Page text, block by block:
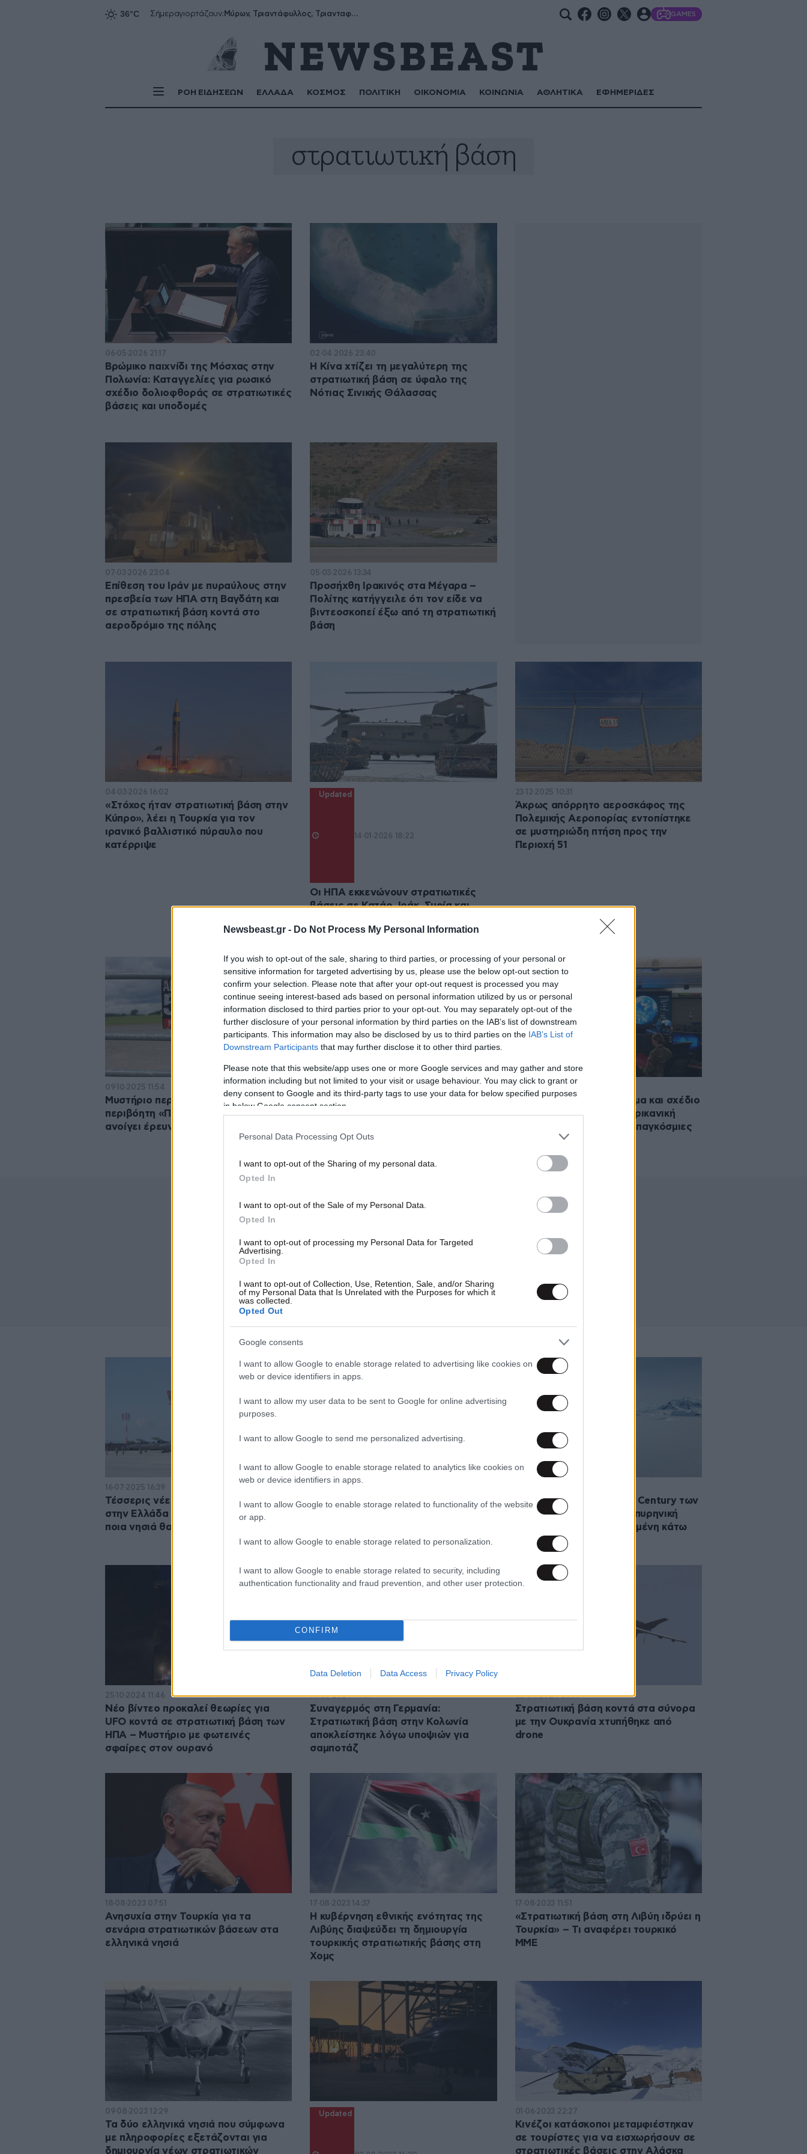
Newsbeast.gr - Do Not Process My Personal Information
If you wish to opt-out of the sale, sharing to third parties, or processing of your personal or
sensitive information for targeted advertising by us, please use the below opt-out section to
confirm your selection. Please note that after your opt-out request is processed you may
continue seeing interest-based ads based on personal information utilized by us or personal
information disclosed to third parties prior to your opt-out. You may separately opt-out of the
further disclosure of your personal information by third parties on the IAB’s list of downstream
participants. This information may also be disclosed by us to third parties on the IAB’s List of
Downstream Participants that may further disclose it to other third parties.
Please note that this website/app uses one or more Google services and may gather and store
information including but not limited to your visit or usage behaviour. You may click to grant or
deny consent to Google and its third-party tags to use your data for below specified purposes
in below Google consent section.
Personal Data Processing Opt Outs
I want to opt-out of the Sharing of my personal data.
Opted In
I want to opt-out of the Sale of my Personal Data.
Opted In
I want to opt-out of processing my Personal Data for Targeted
Advertising.
Opted In
I want to opt-out of Collection, Use, Retention, Sale, and/or Sharing
of my Personal Data that Is Unrelated with the Purposes for which it
was collected.
Opted Out
Google consents
I want to allow Google to enable storage related to advertising like cookies on
web or device identifiers in apps.
I want to allow my user data to be sent to Google for online advertising
purposes.
I want to allow Google to send me personalized advertising.
I want to allow Google to enable storage related to analytics like cookies on
web or device identifiers in apps.
I want to allow Google to enable storage related to functionality of the website
or app.
I want to allow Google to enable storage related to personalization.
I want to allow Google to enable storage related to security, including
authentication functionality and fraud prevention, and other user protection.
CONFIRM
Data Deletion Data Access Privacy Policy
Σήμεραγιορτάζουν: Μύρων, Τριαντάφυλλος, Τριανταφυλλιά, Φυλλιώ, Ρόζα GAMES
ΡΟΗ ΕΙΔΗΣΕΩΝ ΕΛΛΑΔΑ ΚΟΣΜΟΣ ΠΟΛΙΤΙΚΗ ΟΙΚΟΝΟΜΙΑ ΚΟΙΝΩΝΙΑ ΑΘΛΗΤΙΚΑ ΕΦΗΜΕΡΙΔΕΣ
στρατιωτική βάση
06·05·2026 21:17
Βρώμικο παιχνίδι της Μόσχας στην
Πολωνία: Καταγγελίες για ρωσικό
σχέδιο δολιοφθοράς σε στρατιωτικές
βάσεις και υποδομές
02·04·2026 23:40
Η Κίνα χτίζει τη μεγαλύτερη της
στρατιωτική βάση σε ύφαλο της
Νότιας Σινικής Θάλασσας
07·03·2026 23:04
Επίθεση του Ιράν με πυραύλους στην
πρεσβεία των ΗΠΑ στη Βαγδάτη και
σε στρατιωτική βάση κοντά στο
αεροδρόμιο της πόλης
05·03·2026 13:34
Προσήχθη Ιρακινός στα Μέγαρα –
Πολίτης κατήγγειλε ότι τον είδε να
βιντεοσκοπεί έξω από τη στρατιωτική
βάση
04·03·2026 16:02
«Στόχος ήταν στρατιωτική βάση στην
Κύπρο», λέει η Τουρκία για τον
ιρανικό βαλλιστικό πύραυλο που
κατέρριψε
Updated
14·01·2026 18:22
Οι ΗΠΑ εκκενώνουν στρατιωτικές
βάσεις σε Κατάρ, Ιράκ, Συρία και
έγινε όταν χτύπησαν το Ιράν
23·12·2025 10:31
Άκρως απόρρητο αεροσκάφος της
Πολεμικής Αεροπορίας εντοπίστηκε
σε μυστηριώδη πτήση προς την
Περιοχή 51
09·10·2025 11:54
Μυστήριο περιστατικό κοντά στην
περιβόητη «Περιοχή 51» – Το FBI
ανοίγει έρευνα
06·08·2025 23:48
Ένας 28χρονος λοχίας συνελήφθη
για τους πυροβολισμούς στη
στην Τζόρτζια των ΗΠΑ
17·07·2025 12:55
Συγκρούσεις στο διάστημα και σχέδιο
Top Gun: Μέσα στην αμερικανική
βάση που παρακολουθεί παγκόσμιες
πυραυλικές επιθέσεις
16·07·2025 16:39
Τέσσερις νέες στρατιωτικές βάσεις
στην Ελλάδα ετοιμάζουν οι ΗΠΑ: Σε
ποια νησιά θα δημιουργηθούν
22·04·2025 19:24
Ισχυρή έκρηξη σε αποθήκη
ανατολικής Ρωσίας
Το μυστικό σχέδιο Camp Century των
ΗΠΑ στη Γροιλανδία – Η πυρηνική
βάση που παραμένει θαμμένη κάτω
από τον πάγο
25·10·2024 11:46
Νέο βίντεο προκαλεί θεωρίες για
UFO κοντά σε στρατιωτική βάση των
ΗΠΑ – Μυστήριο με φωτεινές
σφαίρες στον ουρανό
14·08·2024 14:51
Συναγερμός στη Γερμανία:
Στρατιωτική βάση στην Κολωνία
αποκλείστηκε λόγω υποψιών για
σαμποτάζ
05·04·2024 20:19
Στρατιωτική βάση κοντά στα σύνορα
με την Ουκρανία χτυπήθηκε από
drone
18·08·2023 07:51
Ανησυχία στην Τουρκία για τα
σενάρια στρατιωτικών βάσεων στα
ελληνικά νησιά
17·08·2023 14:37
Η κυβέρνηση εθνικής ενότητας της
Λιβύης διαψεύδει τη δημιουργία
τουρκικής στρατιωτικής βάσης στη
Χομς
17·08·2023 11:51
«Στρατιωτική βάση στη Λιβύη ιδρύει η
Τουρκία» – Τι αναφέρει τουρκικό
ΜΜΕ
09·08·2023 12:29
Τα δύο ελληνικά νησιά που σύμφωνα
με πληροφορίες εξετάζονται για
δημιουργία νέων στρατιωτικών
Updated 01·06·2023 22:27
Κινέζοι κατάσκοποι μεταμφιέστηκαν
σε τουρίστες για να εισχωρήσουν σε
στρατιωτικές βάσεις στην Αλάσκα